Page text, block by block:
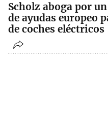
Scholz aboga por
de ayudas europeo
de coches eléctricos